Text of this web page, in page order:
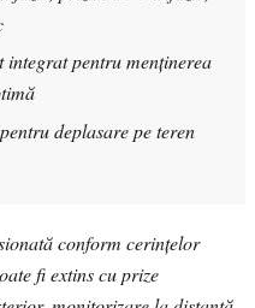
integrat pentru menținerea
deplasare pe teren
conform cerințelor
fi extins cu prize